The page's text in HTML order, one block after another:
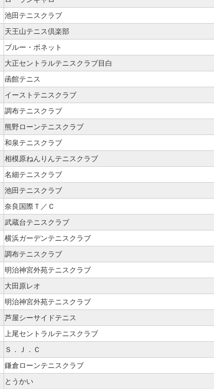
池田テニスクラブ
天王山テニス倶楽部
ブルー・ボネット
大正セントラルテニスクラブ目白
函館テニス
イーストテニスクラブ
調布テニスクラブ
熊野ローンテニスクラブ
和泉テニスクラブ
相模原ねんりんテニスクラブ
名細テニスクラブ
池田テニスクラブ
奈良国際Ｔ／Ｃ
武蔵台テニスクラブ
横浜ガーデンテニスクラブ
調布テニスクラブ
明治神宮外苑テニスクラブ
大田原レオ
明治神宮外苑テニスクラブ
芦屋シーサイドテニス
上尾セントラルテニスクラブ
Ｓ．Ｊ．Ｃ
鎌倉ローンテニスクラブ
とうかい